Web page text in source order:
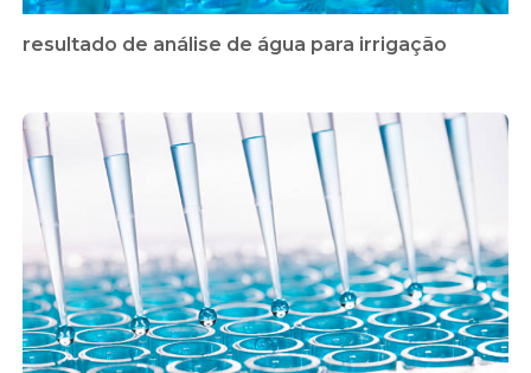
resultado de análise de água para irrigação